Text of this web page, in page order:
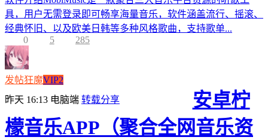
具，用户无需登录即可畅享海量音乐，软件涵盖流行、摇滚、
经典怀旧、以及欧美日韩等多种风格歌曲，支持歌单...
0
5 285
发帖狂魔VIP2
昨天 16:13 电脑端 转载分享
安卓柠
檬音乐APP（聚合全网音乐资